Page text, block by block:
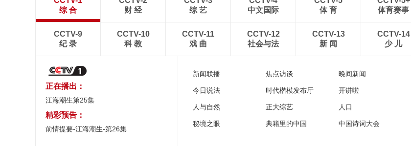
综 合
财 经
综 艺
中文国际
体 育
体育赛事
CCTV-9
纪 录
CCTV-10
科 教
CCTV-11
戏 曲
CCTV-12
社会与法
CCTV-13
新 闻
CCTV-14
少 儿
正在播出：
江海潮生第25集
精彩预告：
前情提要-江海潮生-第26集
新闻联播 焦点访谈 晚间新闻
今日说法 时代楷模发布厅 开讲啦
人与自然 正大综艺 人口
秘境之眼 典籍里的中国 中国诗词大会